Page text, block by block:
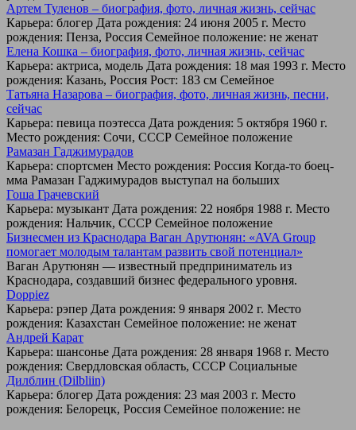
Артем Туленов – биография, фото, личная жизнь, сейчас
Карьера: блогер Дата рождения: 24 июня 2005 г. Место
рождения: Пенза, Россия Семейное положение: не женат
Елена Кошка – биография, фото, личная жизнь, сейчас
Карьера: актриса, модель Дата рождения: 18 мая 1993 г. Место
рождения: Казань, Россия Рост: 183 см Семейное
Татьяна Назарова – биография, фото, личная жизнь, песни,
сейчас
Карьера: певица поэтесса Дата рождения: 5 октября 1960 г.
Место рождения: Сочи, СССР Семейное положение
Рамазан Гаджимурадов
Карьера: спортсмен Место рождения: Россия Когда-то боец-
мма Рамазан Гаджимурадов выступал на больших
Гоша Грачевский
Карьера: музыкант Дата рождения: 22 ноября 1988 г. Место
рождения: Нальчик, СССР Семейное положение
Бизнесмен из Краснодара Ваган Арутюнян: «AVA Group
помогает молодым талантам развить свой потенциал»
Ваган Арутюнян — известный предприниматель из
Краснодара, создавший бизнес федерального уровня.
Doppiez
Карьера: рэпер Дата рождения: 9 января 2002 г. Место
рождения: Казахстан Семейное положение: не женат
Андрей Карат
Карьера: шансонье Дата рождения: 28 января 1968 г. Место
рождения: Свердловская область, СССР Социальные
Дилблин (Dilbliin)
Карьера: блогер Дата рождения: 23 мая 2003 г. Место
рождения: Белорецк, Россия Семейное положение: не